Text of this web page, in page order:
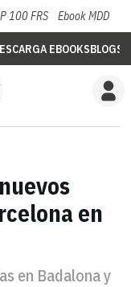
100 FRS Ebook MDD
EBOOKSBLOGS
en
en Badalona y